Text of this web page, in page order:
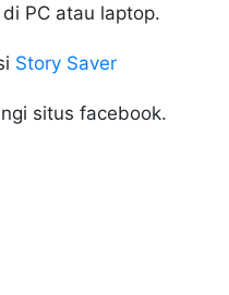
PC atau laptop.
Story Saver
situs facebook.